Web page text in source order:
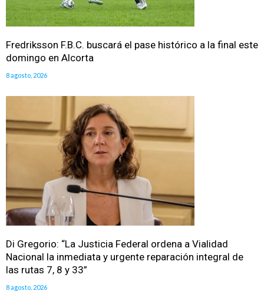
Fredriksson F.B.C. buscará el pase histórico a la final este
domingo en Alcorta
8 agosto, 2026
Di Gregorio: “La Justicia Federal ordena a Vialidad
Nacional la inmediata y urgente reparación integral de
las rutas 7, 8 y 33”
8 agosto, 2026